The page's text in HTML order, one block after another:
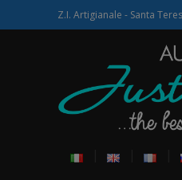
Z.I. Artigianale - Santa